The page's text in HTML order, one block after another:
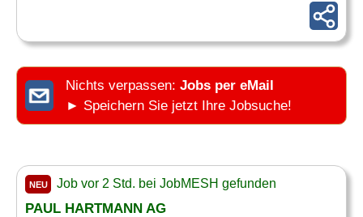
Nichts verpassen: Jobs per eMail
► Speichern Sie jetzt Ihre Jobsuche!
NEU Job vor 2 Std. bei JobMESH gefunden
PAUL HARTMANN AG